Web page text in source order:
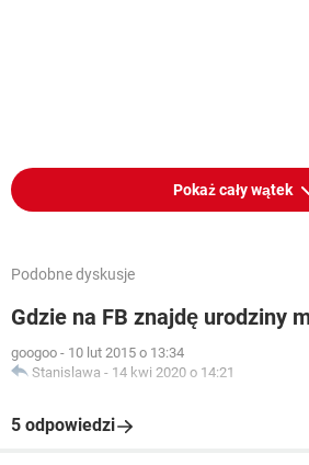
Pokaż cały wątek
Podobne dyskusje
Gdzie na FB znajdę urodziny
googoo - 10 lut 2015 o 13:34
Stanislawa - 14 kwi 2020 o 14:21
5 odpowiedzi